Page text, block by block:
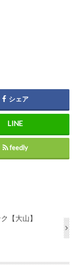
シェア
feedly
【大山】